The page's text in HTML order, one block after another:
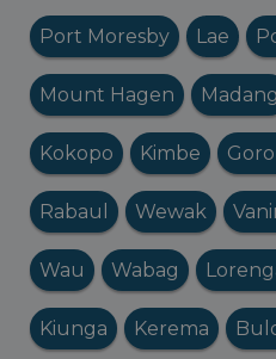
Port Moresby Lae
Mount Hagen Madang
Kokopo Kimbe
Rabaul Wewak
Wau Wabag
Kiunga Kerema